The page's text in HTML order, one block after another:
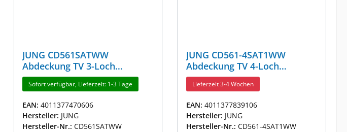
JUNG CD561SATWW
Abdeckung TV 3-Loch
Alpinweiß
Sofort verfügbar, Lieferzeit: 1-3 Tage
EAN: 4011377470606
Hersteller: JUNG
Hersteller-Nr.: CD561SATWW
JUNG CD561-4SAT1WW
Abdeckung TV 4-Loch
Alpinweiß
Lieferzeit 3-4 Wochen
EAN: 4011377839106
Hersteller: JUNG
Hersteller-Nr.: CD561-4SAT1WW